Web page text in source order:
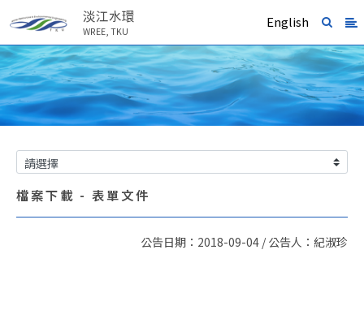
淡江水環
WREE, TKU
English
檔案下載 - 表單文件
公告日期：2018-09-04 / 公告人：紀淑珍